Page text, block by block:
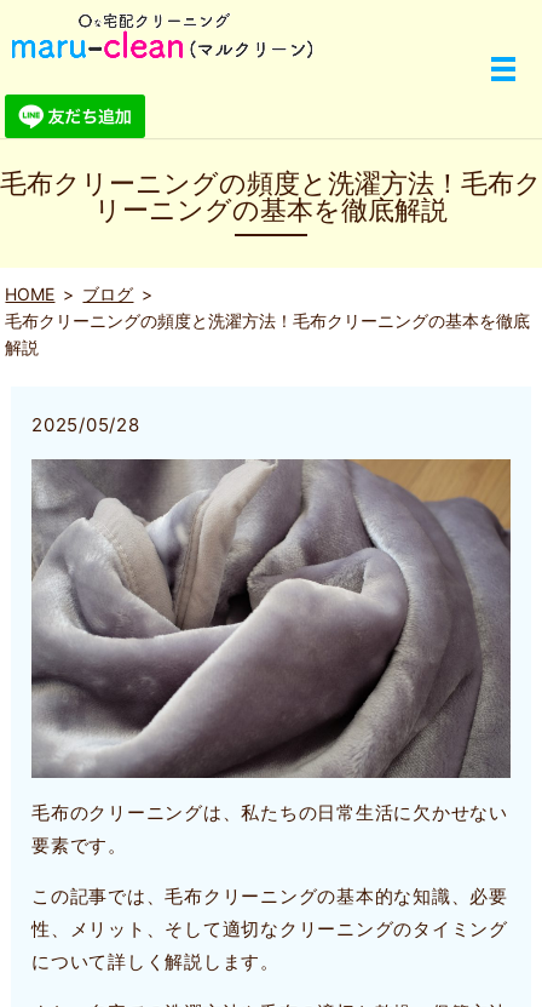
毛布クリーニングの頻度と洗濯方法！毛布ク
リーニングの基本を徹底解説
HOME
ブログ
毛布クリーニングの頻度と洗濯方法！毛布クリーニングの基本を徹底
解説
2025/05/28
毛布のクリーニングは、私たちの日常生活に欠かせない
要素です。
この記事では、毛布クリーニングの基本的な知識、必要
性、メリット、そして適切なクリーニングのタイミング
について詳しく解説します。